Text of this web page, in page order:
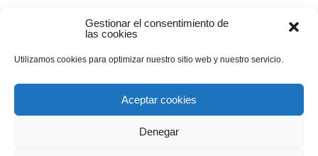
Gestionar el consentimiento de
las cookies
Utilizamos cookies para optimizar nuestro sitio web y nuestro servicio.
Aceptar cookies
Denegar